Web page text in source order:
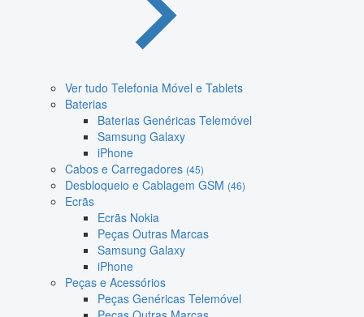
Ver tudo Telefonia Móvel e Tablets
Baterias
Baterias Genéricas Telemóvel
Samsung Galaxy
iPhone
Cabos e Carregadores (45)
Desbloqueio e Cablagem GSM (46)
Ecrãs
Ecrãs Nokia
Peças Outras Marcas
Samsung Galaxy
iPhone
Peças e Acessórios
Peças Genéricas Telemóvel